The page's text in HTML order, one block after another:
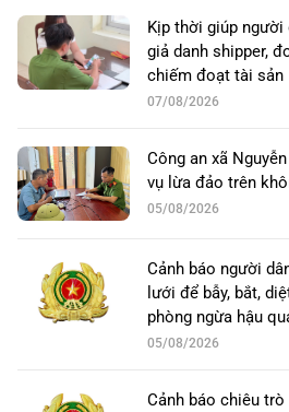
Kịp thời giúp người
giả danh shipper,
chiếm đoạt tài sản
07/08/2026
Công an xã
vụ lừa đảo trên
05/08/2026
Cảnh báo người
lưới để bẫy, bắt,
phòng ngừa hậu
05/08/2026
Cảnh báo chiêu